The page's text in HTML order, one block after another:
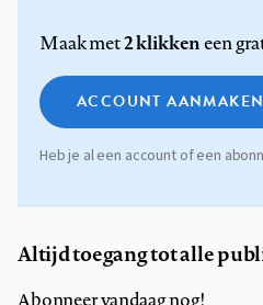
Maak met2 klikkeneen
ACCOUNT AANMAKEN
Heb je al een account of een
Altijd toegang tot alle
Abonneer vandaag nog!